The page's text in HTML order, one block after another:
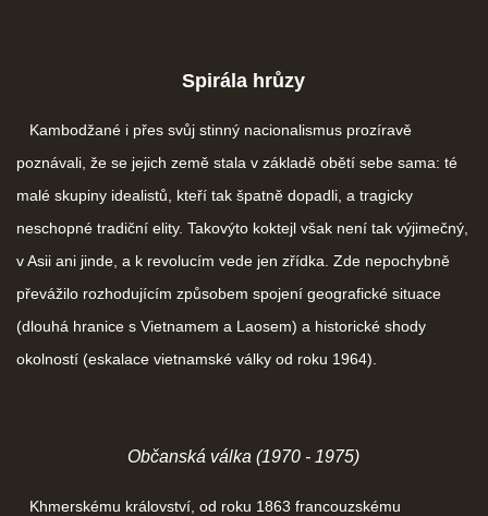
Spirála hrůzy
Kambodžané i přes svůj stinný nacionalismus prozíravě
poznávali, že se jejich země stala v základě obětí sebe sama: té
malé skupiny idealistů, kteří tak špatně dopadli, a tragicky
neschopné tradiční elity. Takovýto koktejl však není tak výjimečný,
v Asii ani jinde, a k revolucím vede jen zřídka. Zde nepochybně
převážilo rozhodujícím způsobem spojení geografické situace
(dlouhá hranice s Vietnamem a Laosem) a historické shody
okolností (eskalace vietnamské války od roku 1964).
Občanská válka (1970 - 1975)
Khmerskému království, od roku 1863 francouzskému